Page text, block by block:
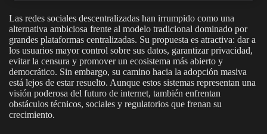
Las redes sociales descentralizadas han irrumpido como una
alternativa ambiciosa frente al modelo tradicional dominado por
grandes plataformas centralizadas. Su propuesta es atractiva: dar a
los usuarios mayor control sobre sus datos, garantizar privacidad,
evitar la censura y promover un ecosistema más abierto y
democrático. Sin embargo, su camino hacia la adopción masiva
está lejos de estar resuelto. Aunque estos sistemas representan una
visión poderosa del futuro de internet, también enfrentan
obstáculos técnicos, sociales y regulatorios que frenan su
crecimiento.